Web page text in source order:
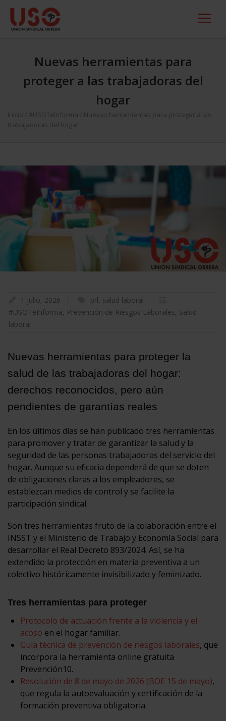
Nuevas herramientas para
proteger a las trabajadoras del
hogar
Inicio #USOTeInforma
Nuevas herramientas para proteger a las
trabajadoras del hogar
1 julio, 2026 prl, salud laboral
#USOTeInforma, Prevención de Riesgos Laborales, Salud
laboral
Nuevas herramientas para proteger la
salud de las trabajadoras del hogar:
derechos reconocidos, pero aún
pendientes de garantías reales
En los últimos días se han publicado tres herramientas
para promover y tratar de garantizar la salud y la
seguridad de las personas trabajadoras del servicio del
hogar. Aunque su eficacia dependerá de que se doten
de obligaciones claras a los empleadores, se
establezcan medios de control y se facilite la
participación sindical.
Son tres herramientas fruto de la colaboración entre el
INSST y el Ministerio de Trabajo y Economía Social para
desarrollar el Real Decreto 893/2024. Así, se ha
extendido la protección en materia preventiva a un
colectivo históricamente invisibilizado y feminizado.
Tres herramientas para proteger
Protocolo de actuación frente a la violencia y el
acoso en el hogar familiar.
Guía técnica de prevención de riesgos laborales, que
incorpora la herramienta online gratuita
Prevención10.
Resolución de 8 de mayo de 2026 (BOE 15 de mayo),
que regula la autoevaluación y certificación de la
formación preventiva obligatoria.